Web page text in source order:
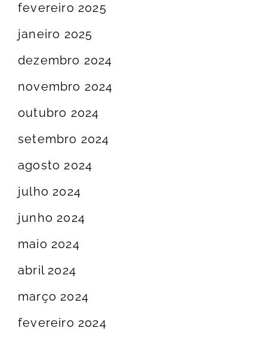
fevereiro 2025
janeiro 2025
dezembro 2024
novembro 2024
outubro 2024
setembro 2024
agosto 2024
julho 2024
junho 2024
maio 2024
abril 2024
março 2024
fevereiro 2024